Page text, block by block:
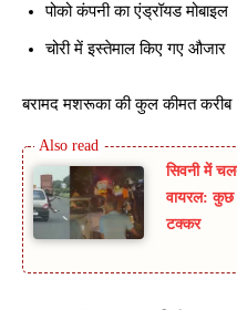
पोको कंपनी का एंड्रॉयड मोबाइल
चोरी में इस्तेमाल किए गए औजार
बरामद मशरूका की कुल कीमत करीब
सिवनी में
वायरल: कुछ
टक्कर